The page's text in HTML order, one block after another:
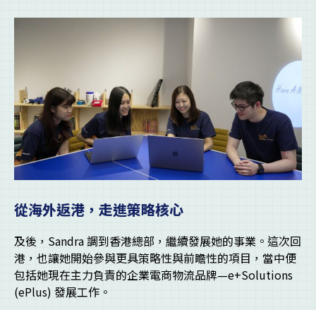
從海外返港，走進策略核心
及後，Sandra 調到香港總部，繼續發展她的事業。這次回
港，也讓她開始參與更具策略性與前瞻性的項目，當中便
包括她現在主力負責的企業電商物流品牌—e+Solutions
(ePlus) 發展工作。